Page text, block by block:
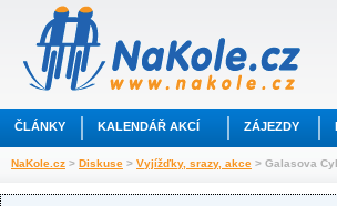
ČLÁNKY KALENDÁŘ AKCÍ ZÁJEZDY
NaKole.cz > Diskuse > Vyjížďky, srazy, akce > Galasova